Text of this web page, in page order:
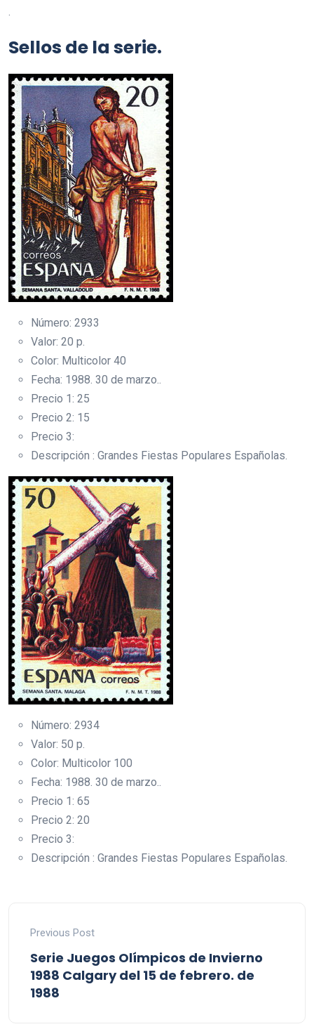
.
Sellos de la serie.
Número: 2933
Valor: 20 p.
Color: Multicolor 40
Fecha: 1988. 30 de marzo..
Precio 1: 25
Precio 2: 15
Precio 3:
Descripción : Grandes Fiestas Populares Españolas.
Número: 2934
Valor: 50 p.
Color: Multicolor 100
Fecha: 1988. 30 de marzo..
Precio 1: 65
Precio 2: 20
Precio 3:
Descripción : Grandes Fiestas Populares Españolas.
Previous Post
Serie Juegos Olímpicos de Invierno
1988 Calgary del 15 de febrero. de
1988